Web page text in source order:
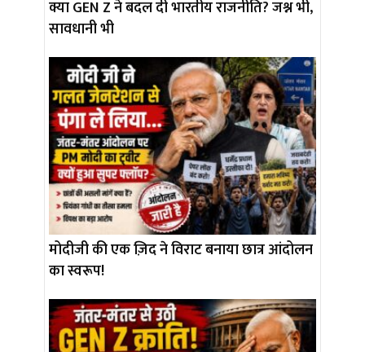
क्या GEN Z ने बदल दी भारतीय राजनीति? जश्न भी,
सावधानी भी
मोदीजी की एक ज़िद ने विराट बनाया छात्र आंदोलन
का स्वरूप!